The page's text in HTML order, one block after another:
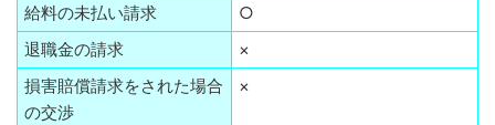
給料の未払い請求
○
退職金の請求
×
損害賠償請求をされた場合
の交渉
×